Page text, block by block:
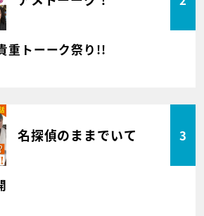
重トーーク祭り!!
名探偵のままでいて 3